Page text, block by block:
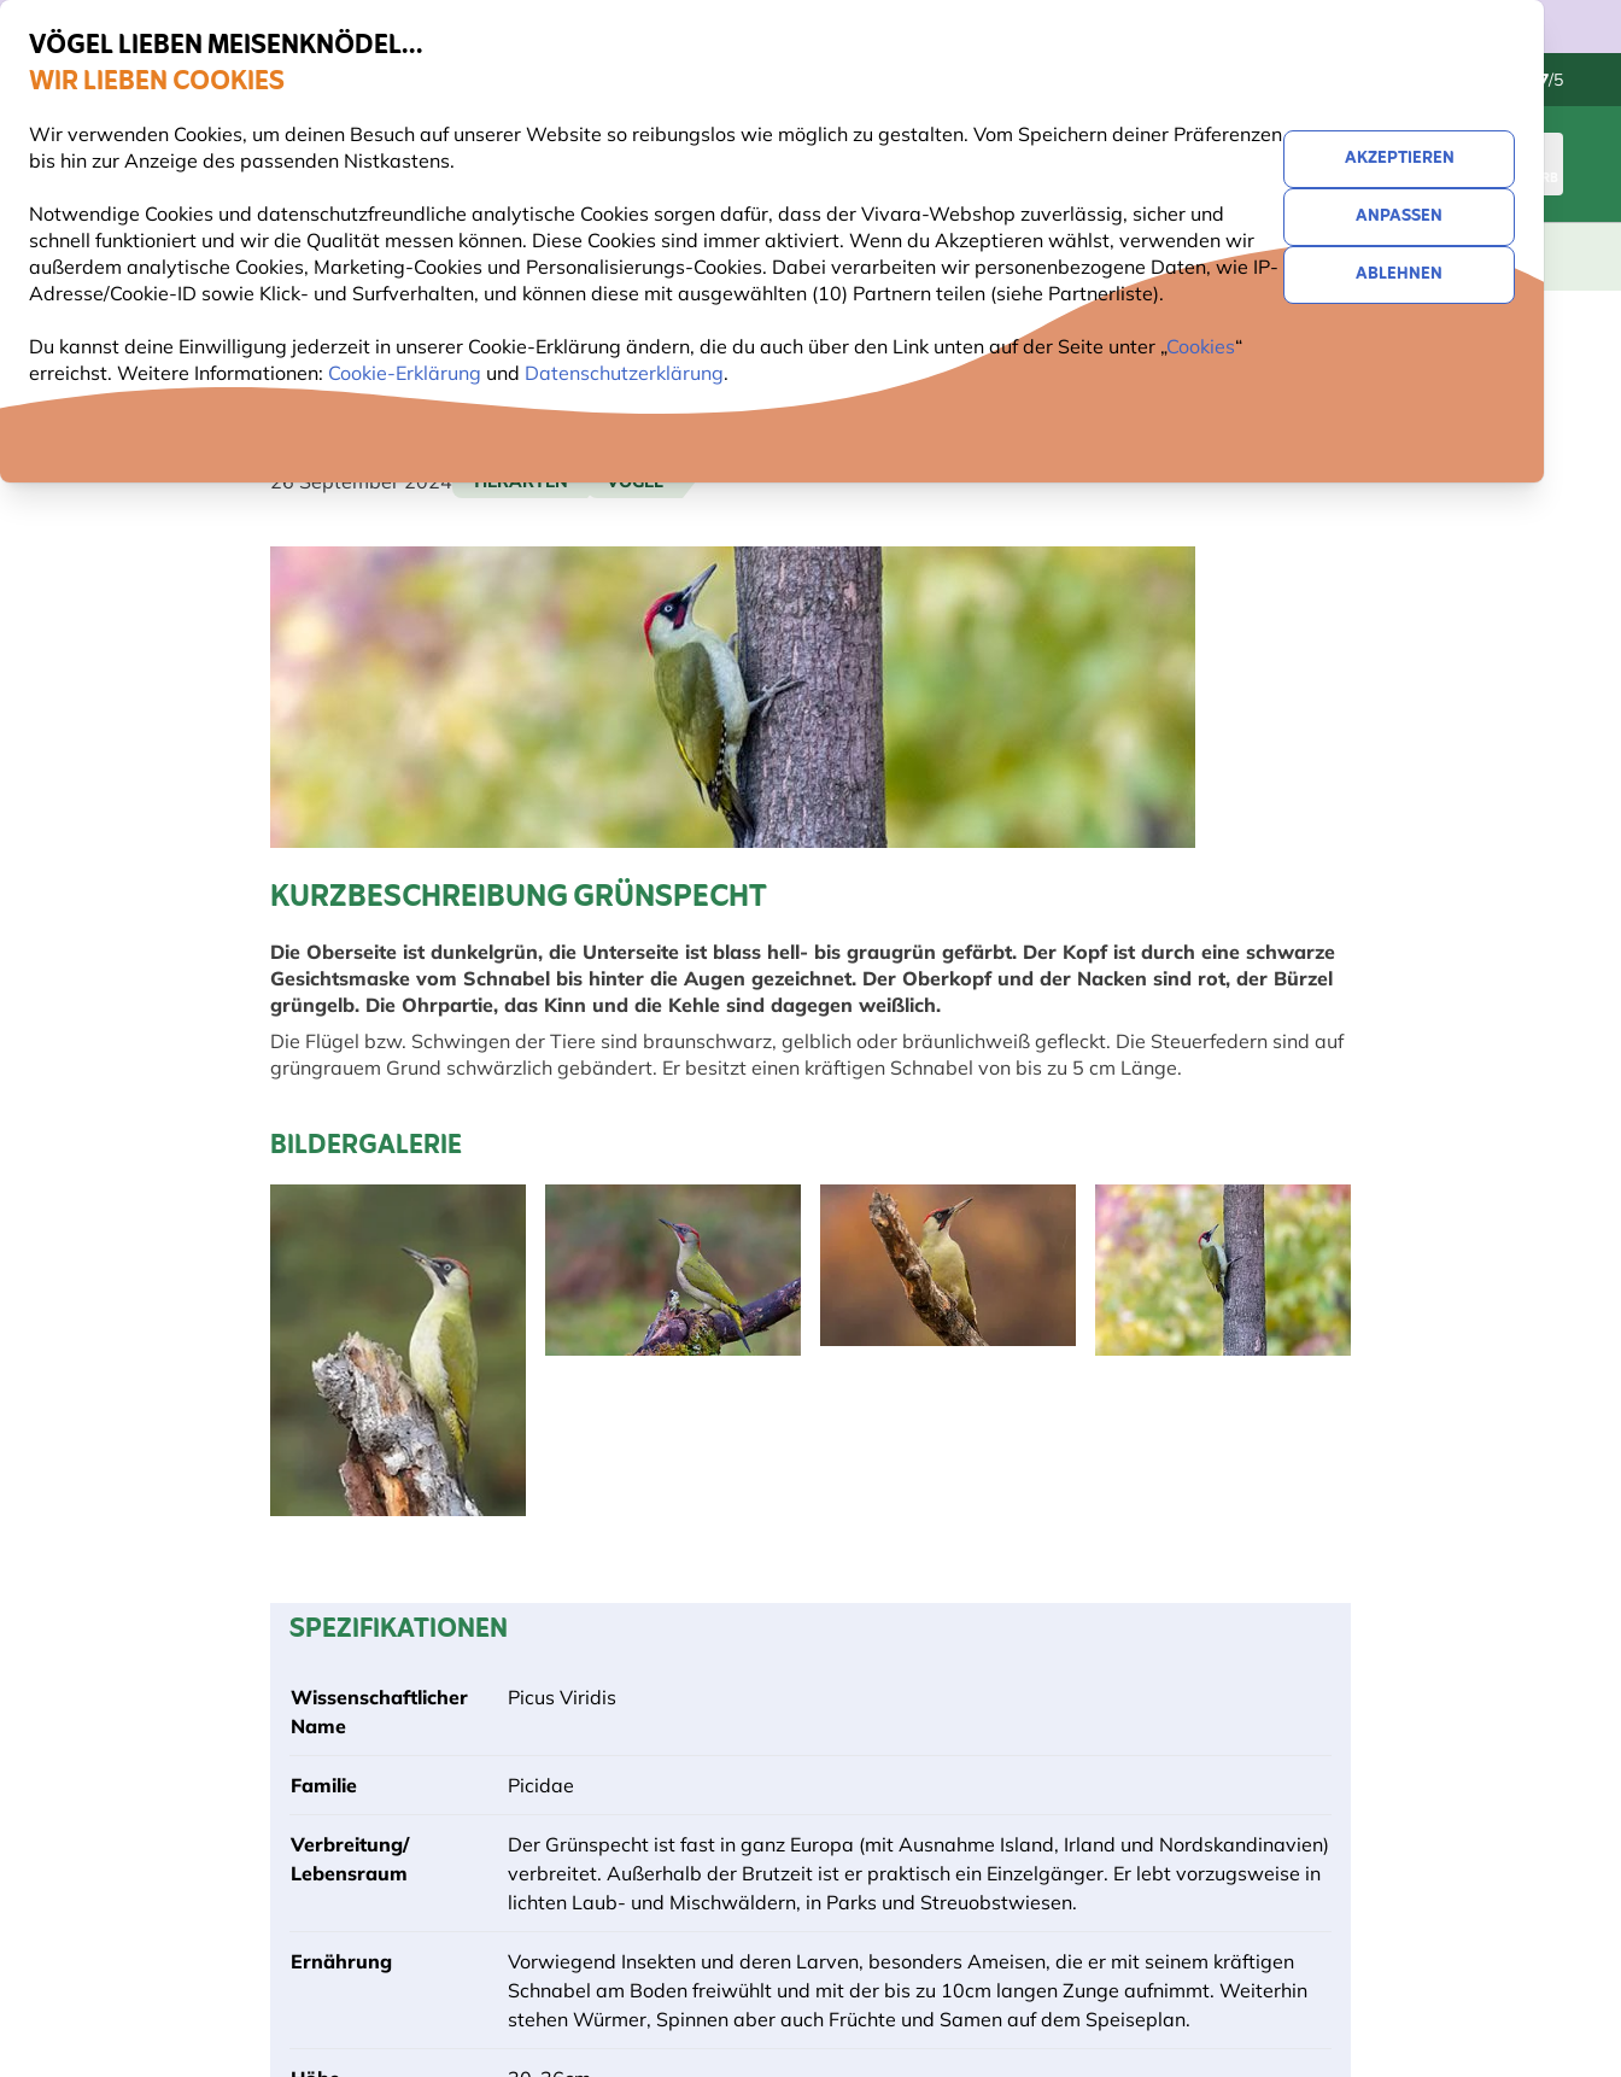
VÖGEL LIEBEN MEISENKNÖDEL...
WIR LIEBEN COOKIES
Wir verwenden Cookies, um deinen Besuch auf unserer Website so reibungslos wie möglich zu gestalten. Vom Speichern deiner Präferenzen
bis hin zur Anzeige des passenden Nistkastens.
Notwendige Cookies und datenschutzfreundliche analytische Cookies sorgen dafür, dass der Vivara-Webshop zuverlässig, sicher und
schnell funktioniert und wir die Qualität messen können. Diese Cookies sind immer aktiviert. Wenn du Akzeptieren wählst, verwenden wir
außerdem analytische Cookies, Marketing-Cookies und Personalisierungs-Cookies. Dabei verarbeiten wir personenbezogene Daten, wie IP-
Adresse/Cookie-ID sowie Klick- und Surfverhalten, und können diese mit ausgewählten (10) Partnern teilen (siehe Partnerliste).
Du kannst deine Einwilligung jederzeit in unserer Cookie-Erklärung ändern, die du auch über den Link unten auf der Seite unter „Cookies“
erreichst. Weitere Informationen: Cookie-Erklärung und Datenschutzerklärung.
AKZEPTIEREN
ANPASSEN
ABLEHNEN
Top-bewertet in 11 Ländern
Gratis Versand ab 49 € 4.7/5
Suche
WARENKORB
VOGELFUTTER FUTTERHÄUSER NISTKÄSTEN GARTENTIERE PFLANZEN NATURBEOBACHTUNG GESCHENKE NEUHEITEN ANGEBOTE
GRÜNSPECHT
26 September 2024 TIERARTEN VÖGEL
KURZBESCHREIBUNG GRÜNSPECHT
Die Oberseite ist dunkelgrün, die Unterseite ist blass hell- bis graugrün gefärbt. Der Kopf ist durch eine schwarze
Gesichtsmaske vom Schnabel bis hinter die Augen gezeichnet. Der Oberkopf und der Nacken sind rot, der Bürzel
grüngelb. Die Ohrpartie, das Kinn und die Kehle sind dagegen weißlich.
Die Flügel bzw. Schwingen der Tiere sind braunschwarz, gelblich oder bräunlichweiß gefleckt. Die Steuerfedern sind auf
grüngrauem Grund schwärzlich gebändert. Er besitzt einen kräftigen Schnabel von bis zu 5 cm Länge.
BILDERGALERIE
SPEZIFIKATIONEN
Wissenschaftlicher
Name
Picus Viridis
Familie Picidae
Verbreitung/
Lebensraum
Der Grünspecht ist fast in ganz Europa (mit Ausnahme Island, Irland und Nordskandinavien)
verbreitet. Außerhalb der Brutzeit ist er praktisch ein Einzelgänger. Er lebt vorzugsweise in
lichten Laub- und Mischwäldern, in Parks und Streuobstwiesen.
Ernährung
Vorwiegend Insekten und deren Larven, besonders Ameisen, die er mit seinem kräftigen
Schnabel am Boden freiwühlt und mit der bis zu 10cm langen Zunge aufnimmt. Weiterhin
stehen Würmer, Spinnen aber auch Früchte und Samen auf dem Speiseplan.